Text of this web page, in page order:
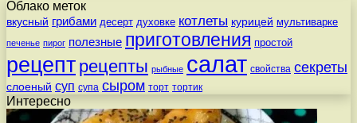
Облако меток
вкусный грибами десерт духовке котлеты курицей мультиварке
печенье пирог полезные приготовления простой
рецепт рецепты рыбные салат свойства секреты
слоеный суп супа сыром торт тортик
Интересно